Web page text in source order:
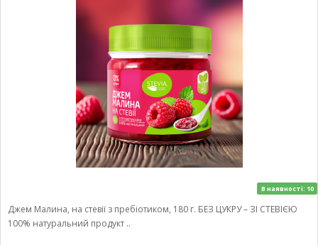
В наявності: 10
Джем Малина, на стевії з пребіотиком, 180 г. БЕЗ ЦУКРУ – ЗІ СТЕВІЄЮ
100% натуральний продукт ..